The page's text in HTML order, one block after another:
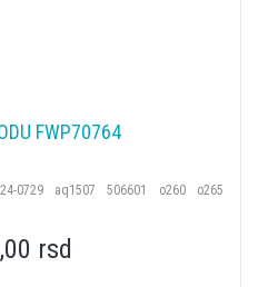
FWP70764
0729 aq1507 506601 o260 o265
rsd